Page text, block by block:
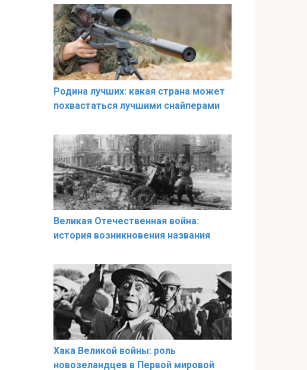
Родина лучших: какая страна может
похвастаться лучшими снайперами
Великая Отечественная война:
история возникновения названия
Хака Великой войны: роль
новозеландцев в Первой мировой